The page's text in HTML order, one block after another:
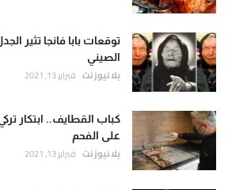
توقعات بابا فانجا تثير
الصيني
يلا نيوز نت فبراير 13, 2021
كباب القطايف.. ابتكار
على الفحم
يلا نيوز نت فبراير 13, 2021